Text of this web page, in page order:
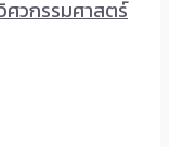
วกรรมศาสตร์